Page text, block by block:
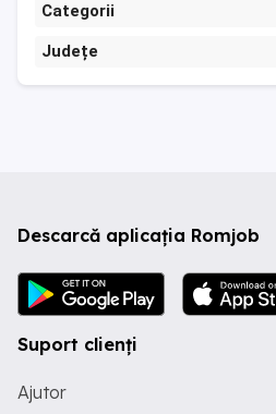
Categorii
Județe
Descarcă aplicația Romjob
Suport clienți
Ajutor